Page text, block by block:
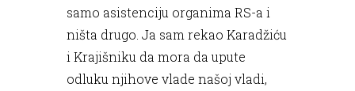
samo asistenciju organima RS-a i
ništa drugo. Ja sam rekao Karadžiću
i Krajišniku da mora da upute
odluku njihove vlade našoj vladi,